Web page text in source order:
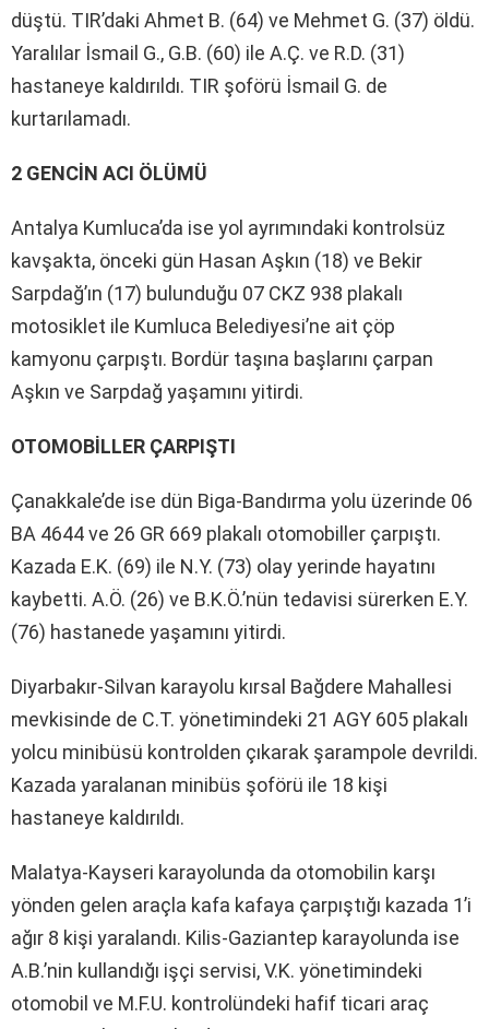
düştü. TIR’daki Ahmet B. (64) ve Mehmet G. (37) öldü.
Yaralılar İsmail G., G.B. (60) ile A.Ç. ve R.D. (31)
hastaneye kaldırıldı. TIR şoförü İsmail G. de
kurtarılamadı.
2 GENCİN ACI ÖLÜMÜ
Antalya Kumluca’da ise yol ayrımındaki kontrolsüz
kavşakta, önceki gün Hasan Aşkın (18) ve Bekir
Sarpdağ’ın (17) bulunduğu 07 CKZ 938 plakalı
motosiklet ile Kumluca Belediyesi’ne ait çöp
kamyonu çarpıştı. Bordür taşına başlarını çarpan
Aşkın ve Sarpdağ yaşamını yitirdi.
OTOMOBİLLER ÇARPIŞTI
Çanakkale’de ise dün Biga-Bandırma yolu üzerinde 06
BA 4644 ve 26 GR 669 plakalı otomobiller çarpıştı.
Kazada E.K. (69) ile N.Y. (73) olay yerinde hayatını
kaybetti. A.Ö. (26) ve B.K.Ö.’nün tedavisi sürerken E.Y.
(76) hastanede yaşamını yitirdi.
Diyarbakır-Silvan karayolu kırsal Bağdere Mahallesi
mevkisinde de C.T. yönetimindeki 21 AGY 605 plakalı
yolcu minibüsü kontrolden çıkarak şarampole devrildi.
Kazada yaralanan minibüs şoförü ile 18 kişi
hastaneye kaldırıldı.
Malatya-Kayseri karayolunda da otomobilin karşı
yönden gelen araçla kafa kafaya çarpıştığı kazada 1’i
ağır 8 kişi yaralandı. Kilis-Gaziantep karayolunda ise
A.B.’nin kullandığı işçi servisi, V.K. yönetimindeki
otomobil ve M.F.U. kontrolündeki hafif ticari araç